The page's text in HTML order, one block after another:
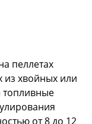
пеллетах
из хвойных или
топливные
от 8 до 12